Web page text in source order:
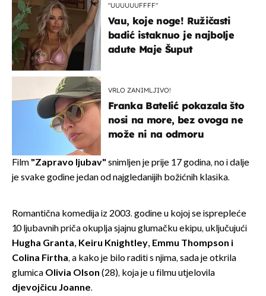
"UUUUUUFFFF"
Vau, koje noge! Ružičasti
badić istaknuo je najbolje
adute Maje Šuput
VRLO ZANIMLJIVO!
Franka Batelić pokazala što
nosi na more, bez ovoga ne
može ni na odmoru
Film "Zapravo ljubav" snimljen je prije 17 godina, no i dalje
je svake godine jedan od najgledanijih božićnih klasika.
Romantična komedija iz 2003. godine u kojoj se isprepleće
10 ljubavnih priča okuplja sjajnu glumačku ekipu, uključujući
Hugha Granta, Keiru Knightley, Emmu Thompson i
Colina Firtha, a kako je bilo raditi s njima, sada je otkrila
glumica Olivia Olson (28), koja je u filmu utjelovila
djevojčicu Joanne.